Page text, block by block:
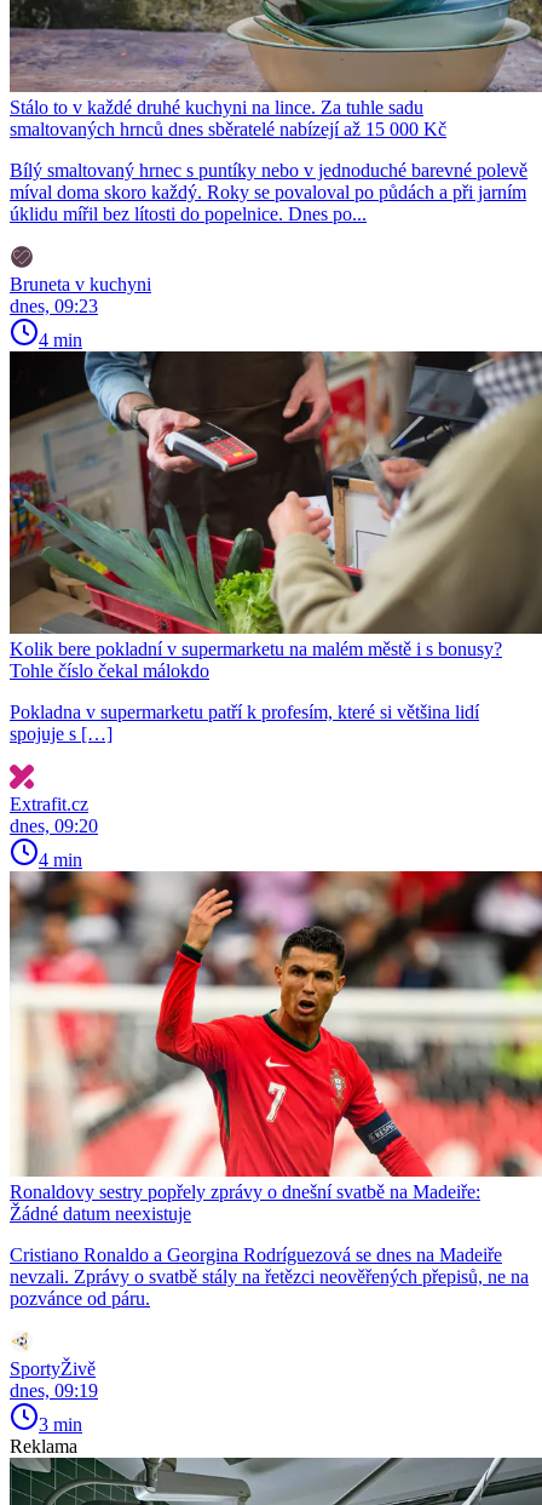
Stálo to v každé druhé kuchyni na lince. Za tuhle sadu
smaltovaných hrnců dnes sběratelé nabízejí až 15 000 Kč
Bílý smaltovaný hrnec s puntíky nebo v jednoduché barevné polevě
míval doma skoro každý. Roky se povaloval po půdách a při jarním
úklidu mířil bez lítosti do popelnice. Dnes po...
Bruneta v kuchyni
dnes, 09:23
4 min
Kolik bere pokladní v supermarketu na malém městě i s bonusy?
Tohle číslo čekal málokdo
Pokladna v supermarketu patří k profesím, které si většina lidí
spojuje s […]
Extrafit.cz
dnes, 09:20
4 min
Ronaldovy sestry popřely zprávy o dnešní svatbě na Madeiře:
Žádné datum neexistuje
Cristiano Ronaldo a Georgina Rodríguezová se dnes na Madeiře
nevzali. Zprávy o svatbě stály na řetězci neověřených přepisů, ne na
pozvánce od páru.
SportyŽivě
dnes, 09:19
3 min
Reklama